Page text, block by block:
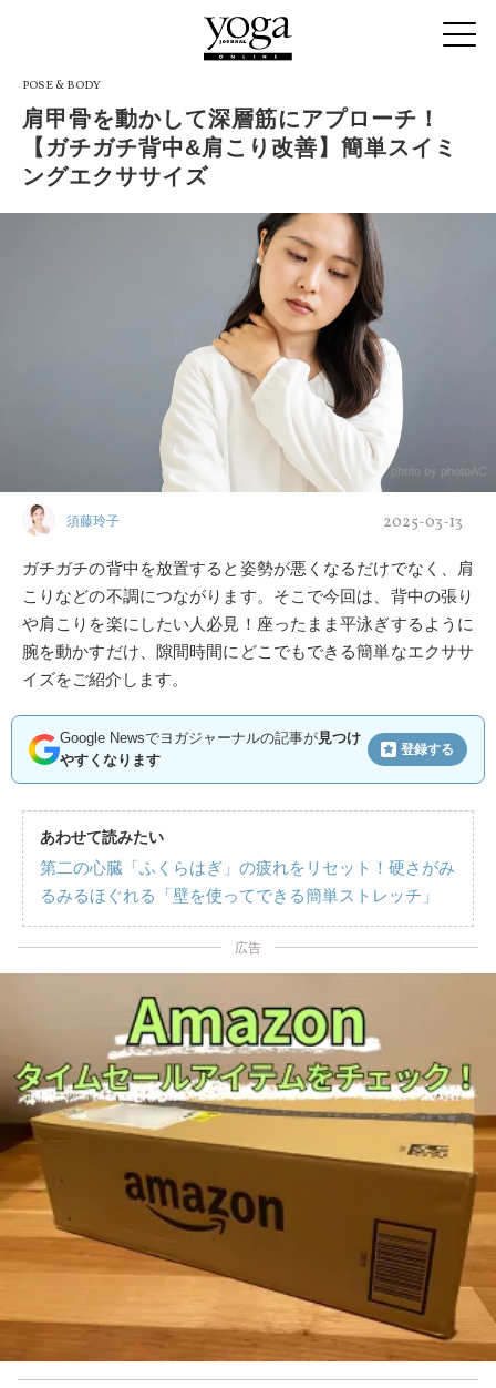
POSE & BODY
肩甲骨を動かして深層筋にアプローチ！
【ガチガチ背中&肩こり改善】簡単スイミ
ングエクササイズ
photo by photoAC
須藤玲子 2025-03-13
ガチガチの背中を放置すると姿勢が悪くなるだけでなく、肩
こりなどの不調につながります。そこで今回は、背中の張り
や肩こりを楽にしたい人必見！座ったまま平泳ぎするように
腕を動かすだけ、隙間時間にどこでもできる簡単なエクササ
イズをご紹介します。
Google Newsでヨガジャーナルの記事が見つけ
やすくなります
登録する
あわせて読みたい
第二の心臓「ふくらはぎ」の疲れをリセット！硬さがみ
るみるほぐれる「壁を使ってできる簡単ストレッチ」
広告